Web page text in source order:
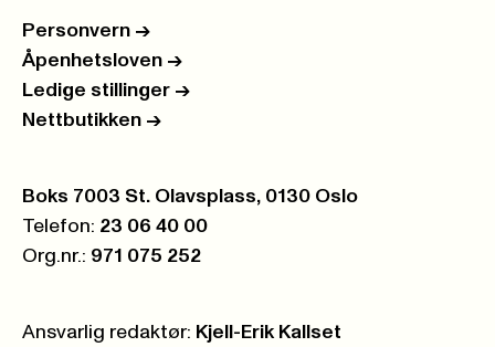
Personvern ->
Åpenhetsloven ->
Ledige stillinger ->
Nettbutikken ->
Postboks:
Boks 7003 St. Olavsplass, 0130 Oslo
Telefon: 23 06 40 00
Org.nr.: 971 075 252
Ansvarlig redaktør: Kjell-Erik Kallset